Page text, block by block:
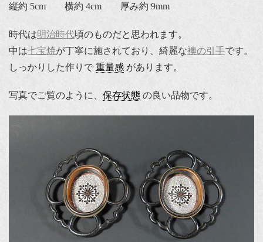
縦約 5cm 横約 4cm 厚み約 9mm
時代は明治時代頃のものだと思われます。
中は七宝焼が丁寧に施されており、綺麗な襖の引手です。
しっかりした作りで 重量感 があります。
写真でご覧のように、 保存状態 の良い品物です。